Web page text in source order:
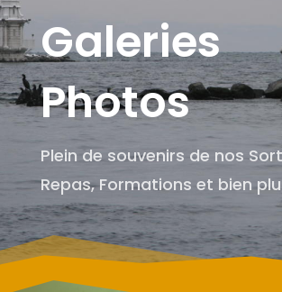
Galeries
Photos
Plein de souvenirs de nos
Repas, Formations et bien